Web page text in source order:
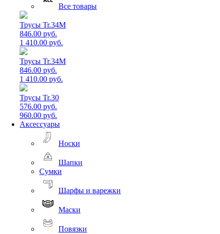
Все товары
Трусы Tr.34M
846.00 руб.
1 410.00 руб.
Трусы Tr.34M
846.00 руб.
1 410.00 руб.
Трусы Tr.30
576.00 руб.
960.00 руб.
Аксессуары
Носки
Шапки
Сумки
Шарфы и варежки
Маски
Повязки